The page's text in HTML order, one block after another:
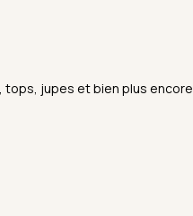
jupes et bien plus encore.